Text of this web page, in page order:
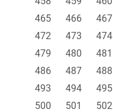
465
466 467
472
473 474
479
480 481
486
487 488
493
494 495
500
501 502